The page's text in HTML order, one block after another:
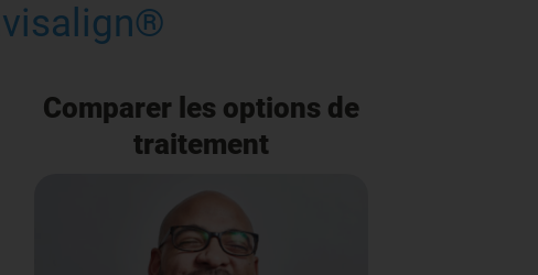
Comparer les options de
traitement